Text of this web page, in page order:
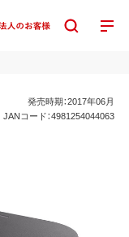
発売時期：2017年06月
JANコード：4981254044063